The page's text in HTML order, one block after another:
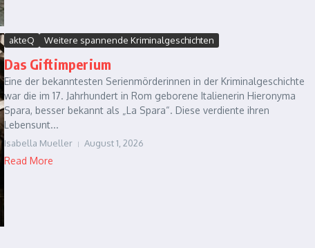
akteQ Weitere spannende Kriminalgeschichten
Das Giftimperium
Eine der bekanntesten Serienmörderinnen in der Kriminalgeschichte
war die im 17. Jahrhundert in Rom geborene Italienerin Hieronyma
Spara, besser bekannt als „La Spara“. Diese verdiente ihren
Lebensunt...
Isabella Mueller August 1, 2026
Read More